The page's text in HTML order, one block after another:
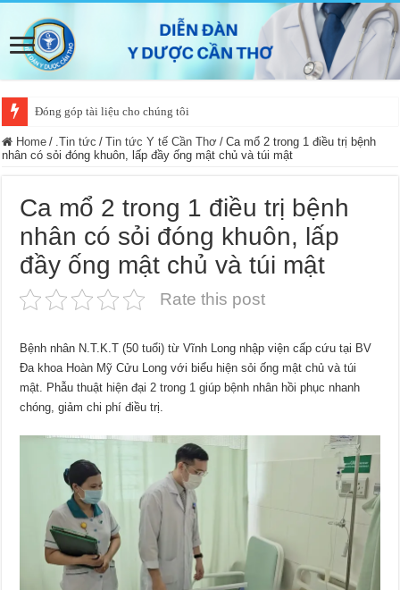
Đóng góp tài liệu cho chúng tôi
Home / .Tin tức / Tin tức Y tế Cần Thơ / Ca mổ 2 trong 1 điều trị bệnh
nhân có sỏi đóng khuôn, lấp đầy ống mật chủ và túi mật
Ca mổ 2 trong 1 điều trị bệnh
nhân có sỏi đóng khuôn, lấp
đầy ống mật chủ và túi mật
Rate this post
Bệnh nhân N.T.K.T (50 tuổi) từ Vĩnh Long nhập viện cấp cứu tại BV
Đa khoa Hoàn Mỹ Cửu Long với biểu hiện sỏi ống mật chủ và túi
mật. Phẫu thuật hiện đại 2 trong 1 giúp bệnh nhân hồi phục nhanh
chóng, giảm chi phí điều trị.